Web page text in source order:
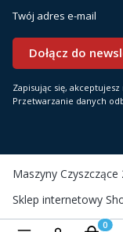
Twój adres e-mail
Dołącz do
Zapisując się,
Przetwarzanie danych
Maszyny
Sklep internetowy
Realizacja i wsparcie: